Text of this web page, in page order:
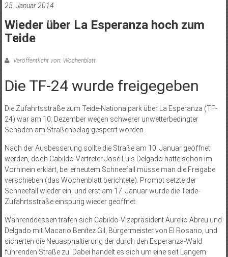
25. Januar 2014
Wieder über La Esperanza hoch zum
Teide
Veröffentlicht von: Wochenblatt
Die TF-24 wurde freigegeben
Die Zufahrtsstraße zum Teide-Nationalpark über La Esperanza (TF-
24) war am 10. Dezember wegen schwerer unwetterbedingter
Schäden am Straßenbelag gesperrt worden.
Nach der Ausbesserung sollte die Straße am 10. Januar geöffnet
werden, doch Cabildo-Vertreter José Luis Delgado hatte schon im
Vorhinein erklärt, bei erneutem Schneefall müsse man die Freigabe
verschieben (das Wochenblatt berichtete). Prompt setzte der
Schneefall wieder ein, und erst am 17. Januar wurde die Teide-
Zufahrtsstraße einspurig wieder geöffnet.
Währenddessen trafen sich Cabildo-Vizepräsident Aurelio Abreu und
Delgado mit Macario Benítez Gil, Bürgermeister von El Rosario, und
sicherten die Neuasphaltierung der durch den Esperanza-Wald
führenden Straße zu. Dabei handelt es sich um eine seit Langem